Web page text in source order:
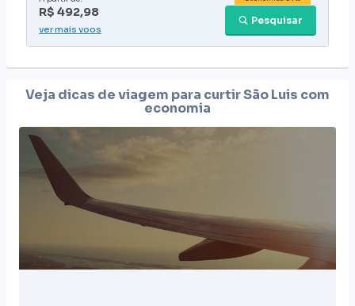
R$ 492,98
Pesquisar
ver mais voos
Veja dicas de viagem para curtirSão Luis com
economia